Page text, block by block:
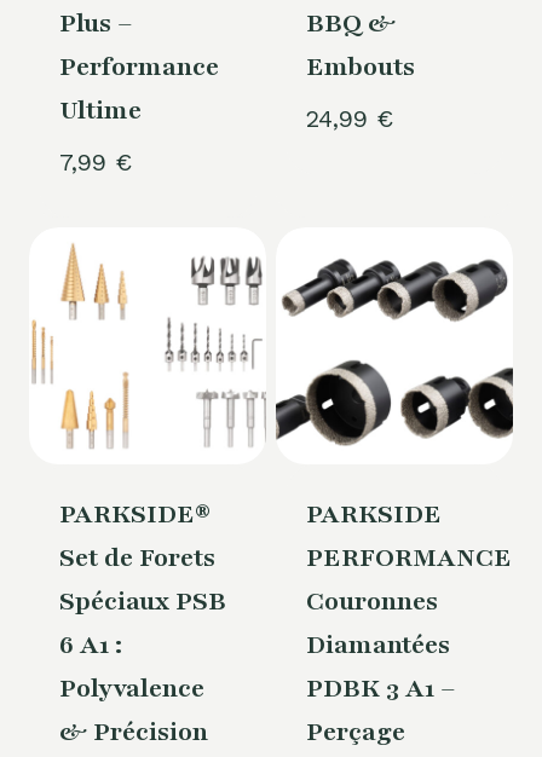
Plus –
Performance
Ultime
7,99 €
BBQ &
Embouts
24,99 €
PARKSIDE®
Set de Forets
Spéciaux PSB
6 A1 :
Polyvalence
& Précision
PARKSIDE
PERFORMANCE®
Couronnes
Diamantées
PDBK 3 A1 –
Perçage